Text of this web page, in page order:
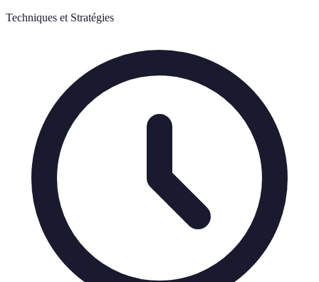
Techniques et Stratégies